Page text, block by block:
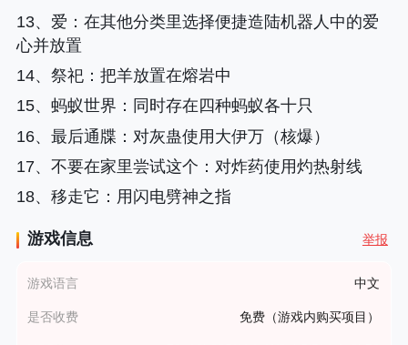
13、 爱 ：在其他分类里选择便捷造陆机器人中的爱
心并放置
14、 祭祀：把羊放置在熔岩中
15、 蚂蚁世界 ：同时存在四种蚂蚁各十只
16、 最后通牒 ：对灰蛊使用大伊万（核爆）
17、 不要在家里尝试这个 ：对炸药使用灼热射线
18、 移走它 ：用闪电劈神之指
游戏信息 举报
游戏语言 中文
是否收费 免费（游戏内购买项目）